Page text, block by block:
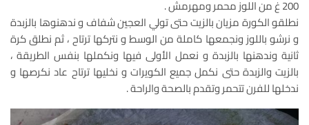
200 غ من اللوز محمر ومهرمش .
نطلقو الكورة مزيان بالزيت حتى تولي العجين شفاف و ندهنوها بالزبدة
و نرشو باللوز ونجمعها كاملة من الوسط و نتركها ترتاح ، ثم نطلق كرة
ثانية وندهنها بالزبدة و نعمل الأولى فيها ونكملها بنفس الطريقة ،
بالزيت والزبدة حتى نكمل جميع الكويرات و نخليها ترتاح عاد نكرصها و
ندخلها للفرن تتحمر وتقدم بالصحة والراحة .